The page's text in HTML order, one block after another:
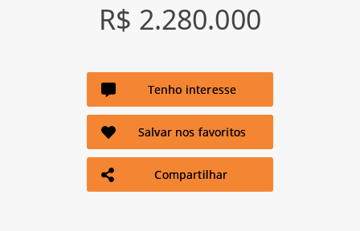
R$ 2.280.000
Tenho interesse
Salvar nos favoritos
Compartilhar